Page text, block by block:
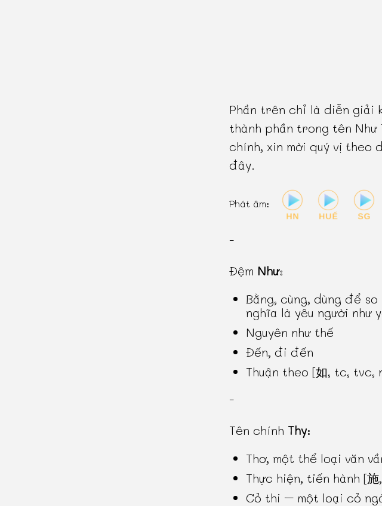
Phần trên chỉ là diễn giải
thành phần trong tên Như
chính, xin mời quý vị
đây.
Phát âm:
-
Đệm Như:
Bằng, cùng, dùng để
nghĩa là yêu người như
Nguyên như thế
Đến, đi đến
Thuận theo [如, tc, tvc,
-
Tên chính Thy:
Thơ, một thể loại văn
Thực hiện, tiến hành [
Cỏ thi – một loại cỏ